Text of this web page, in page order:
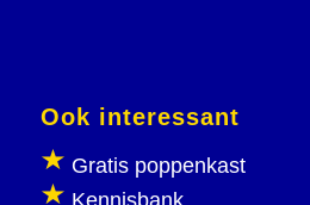
Ook interessant
Gratis poppenkast